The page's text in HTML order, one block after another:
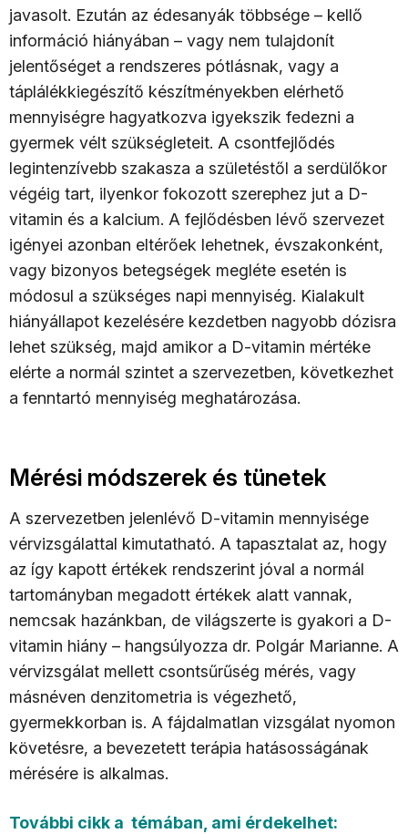
javasolt. Ezután az édesanyák többsége – kellő
információ hiányában – vagy nem tulajdonít
jelentőséget a rendszeres pótlásnak, vagy a
táplálékkiegészítő készítményekben elérhető
mennyiségre hagyatkozva igyekszik fedezni a
gyermek vélt szükségleteit. A csontfejlődés
legintenzívebb szakasza a születéstől a serdülőkor
végéig tart, ilyenkor fokozott szerephez jut a D-
vitamin és a kalcium. A fejlődésben lévő szervezet
igényei azonban eltérőek lehetnek, évszakonként,
vagy bizonyos betegségek megléte esetén is
módosul a szükséges napi mennyiség. Kialakult
hiányállapot kezelésére kezdetben nagyobb dózisra
lehet szükség, majd amikor a D-vitamin mértéke
elérte a normál szintet a szervezetben, következhet
a fenntartó mennyiség meghatározása.
Mérési módszerek és tünetek
A szervezetben jelenlévő D-vitamin mennyisége
vérvizsgálattal kimutatható. A tapasztalat az, hogy
az így kapott értékek rendszerint jóval a normál
tartományban megadott értékek alatt vannak,
nemcsak hazánkban, de világszerte is gyakori a D-
vitamin hiány – hangsúlyozza dr. Polgár Marianne. A
vérvizsgálat mellett csontsűrűség mérés, vagy
másnéven denzitometria is végezhető,
gyermekkorban is. A fájdalmatlan vizsgálat nyomon
követésre, a bevezetett terápia hatásosságának
mérésére is alkalmas.
További cikk a témában, ami érdekelhet: